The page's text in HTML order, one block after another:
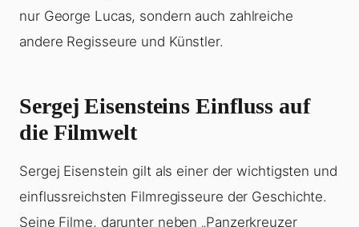
nur George Lucas, sondern auch zahlreiche
andere Regisseure und Künstler.
Sergej Eisensteins Einfluss auf
die Filmwelt
Sergej Eisenstein gilt als einer der wichtigsten und
einflussreichsten Filmregisseure der Geschichte.
Seine Filme, darunter neben „Panzerkreuzer